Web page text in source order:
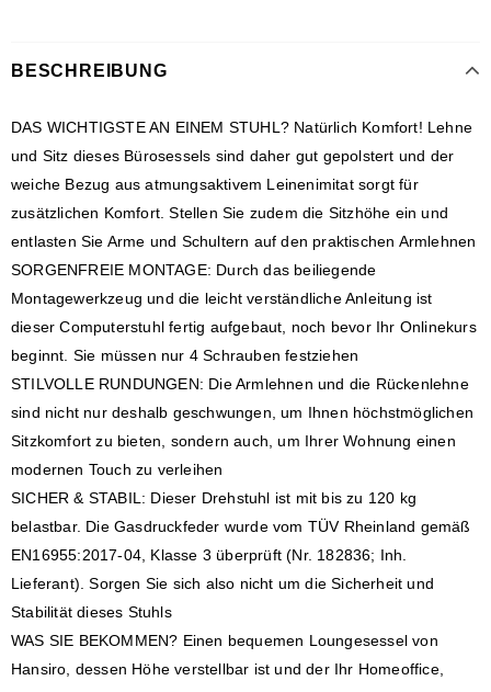
BESCHREIBUNG
DAS WICHTIGSTE AN EINEM STUHL? Natürlich Komfort! Lehne
und Sitz dieses Bürosessels sind daher gut gepolstert und der
weiche Bezug aus atmungsaktivem Leinenimitat sorgt für
zusätzlichen Komfort. Stellen Sie zudem die Sitzhöhe ein und
entlasten Sie Arme und Schultern auf den praktischen Armlehnen
SORGENFREIE MONTAGE: Durch das beiliegende
Montagewerkzeug und die leicht verständliche Anleitung ist
dieser Computerstuhl fertig aufgebaut, noch bevor Ihr Onlinekurs
beginnt. Sie müssen nur 4 Schrauben festziehen
STILVOLLE RUNDUNGEN: Die Armlehnen und die Rückenlehne
sind nicht nur deshalb geschwungen, um Ihnen höchstmöglichen
Sitzkomfort zu bieten, sondern auch, um Ihrer Wohnung einen
modernen Touch zu verleihen
SICHER & STABIL: Dieser Drehstuhl ist mit bis zu 120 kg
belastbar. Die Gasdruckfeder wurde vom TÜV Rheinland gemäß
EN16955:2017-04, Klasse 3 überprüft (Nr. 182836; Inh.
Lieferant). Sorgen Sie sich also nicht um die Sicherheit und
Stabilität dieses Stuhls
WAS SIE BEKOMMEN? Einen bequemen Loungesessel von
Hansiro, dessen Höhe verstellbar ist und der Ihr Homeoffice,